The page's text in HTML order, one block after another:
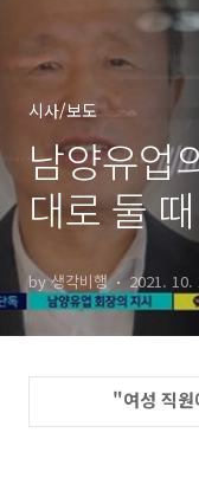
시사/보도
남양유업
대로 둘
by 생각비행 2021. 10.
"여성 직원